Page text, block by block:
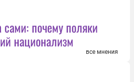
сами: почему поляки
национализм
все мнения